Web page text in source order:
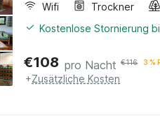
Wifi
Trockner
Kostenlose Stornierung
€108 pro Nacht €116 3 %
+Zusätzliche Kosten